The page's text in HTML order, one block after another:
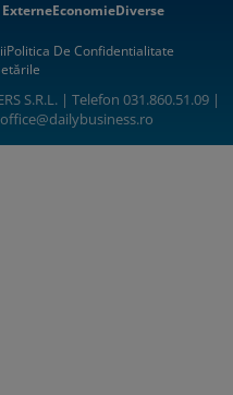
EconomieDiverse
Politica De Confidentialitate
S.R.L. | Telefon 031.860.51.09 |
office@dailybusiness.ro